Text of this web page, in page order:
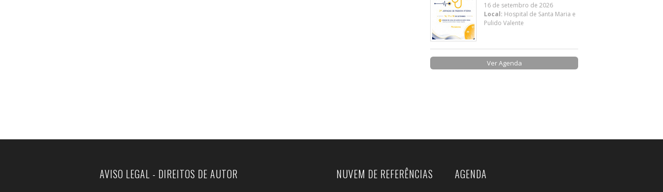
16 de setembro de 2026
Local: Hospital de Santa Maria e
Pulido Valente
Ver Agenda
AVISO LEGAL - DIREITOS DE AUTOR NUVEM DE REFERÊNCIAS AGENDA